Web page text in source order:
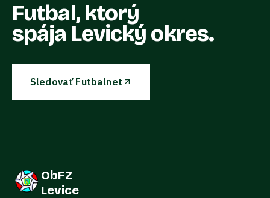
Futbal, ktorý
spája Levický okres.
Sledovať Futbalnet
ObFZ
Levice